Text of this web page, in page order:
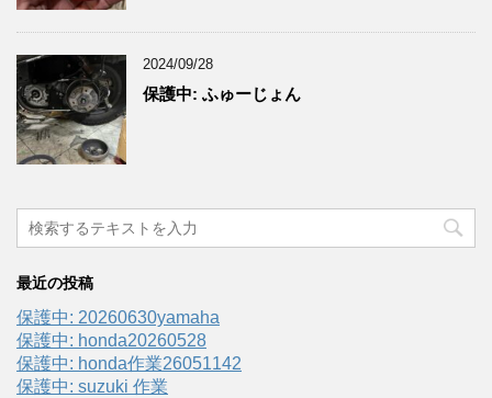
2024/09/28
保護中: ふゅーじょん
最近の投稿
保護中: 20260630yamaha
保護中: honda20260528
保護中: honda作業26051142
保護中: suzuki 作業